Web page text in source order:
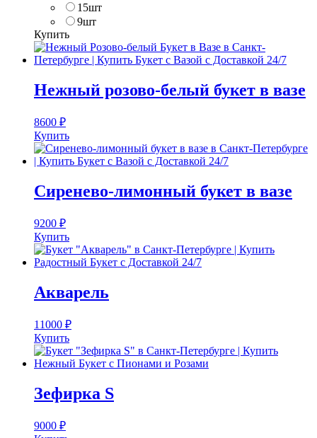
15шт
9шт
Купить
Нежный розово-белый букет в вазе
8600 ₽
Купить
Сиренево-лимонный букет в вазе
9200 ₽
Купить
Акварель
11000 ₽
Купить
Зефирка S
9000 ₽